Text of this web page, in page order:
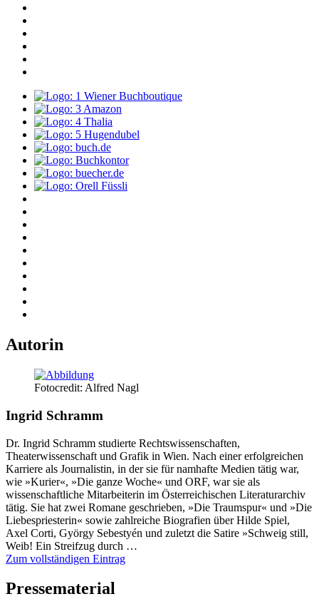
Autorin
Fotocredit: Alfred Nagl
Ingrid Schramm
Dr. Ingrid Schramm studierte Rechtswissenschaften,
Theaterwissenschaft und Grafik in Wien. Nach einer erfolgreichen
Karriere als Journalistin, in der sie für namhafte Medien tätig war,
wie »Kurier«, »Die ganze Woche« und ORF, war sie als
wissenschaftliche Mitarbeiterin im Österreichischen Literaturarchiv
tätig. Sie hat zwei Romane geschrieben, »Die Traumspur« und »Die
Liebespriesterin« sowie zahlreiche Biografien über Hilde Spiel,
Axel Corti, György Sebestyén und zuletzt die Satire »Schweig still,
Weib! Ein Streifzug durch …
Zum vollständigen Eintrag
Pressematerial